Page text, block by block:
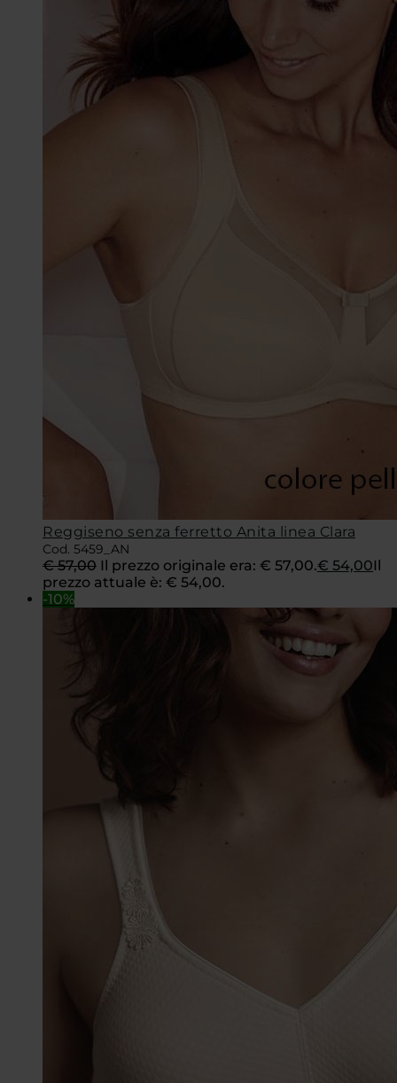
Reggiseno senza ferretto Anita linea Clara
Cod. 5459_AN
€57,00 Il prezzo originale era: € 57,00.€ 54,00Il
prezzo attuale è: € 54,00.
-10%